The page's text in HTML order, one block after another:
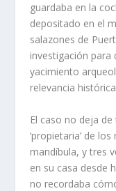
guardaba en la
depositado en el
salazones de
investigación para
yacimiento
relevancia
El caso no deja
‘propietaria’ de
mandíbula, y tres
en su casa desde
no recordaba